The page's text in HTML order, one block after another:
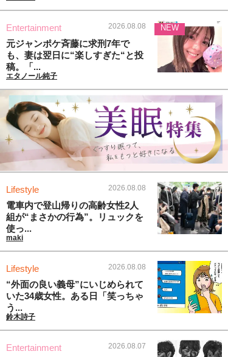
Entertainment 2026.08.08
元ジャンポケ斉藤に求刑7年で
も、妻は翌日に“楽しすぎた“と投
稿。「...
エタノール純子
NEW
Lifestyle 2026.08.08
電車内で登山帰りの高齢女性2人
組が“まさかの行為”。リュックを
使っ...
maki
Lifestyle 2026.08.08
“外面の良い義母”にいじめられて
いた34歳女性。ある日「笑っちゃ
う...
鈴木詩子
Entertainment 2026.08.07